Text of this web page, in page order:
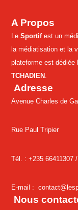
A Propos
LeSportifest un
la médiatisation et la
plateforme est dédiée
TCHADIEN
Adresse
Avenue Charles de
Rue Paul Tripier
Tél. : +235 66411307
E-mail :
Nous